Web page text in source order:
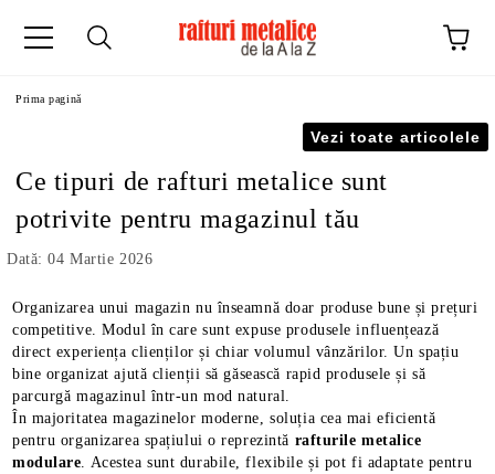
Prima pagină
Vezi toate articolele
Ce tipuri de rafturi metalice sunt
potrivite pentru magazinul tău
Dată: 04 Martie 2026
Organizarea unui magazin nu înseamnă doar produse bune și prețuri
competitive. Modul în care sunt expuse produsele influențează
direct experiența clienților și chiar volumul vânzărilor. Un spațiu
bine organizat ajută clienții să găsească rapid produsele și să
parcurgă magazinul într-un mod natural.
În majoritatea magazinelor moderne, soluția cea mai eficientă
pentru organizarea spațiului o reprezintă rafturile metalice
modulare. Acestea sunt durabile, flexibile și pot fi adaptate pentru